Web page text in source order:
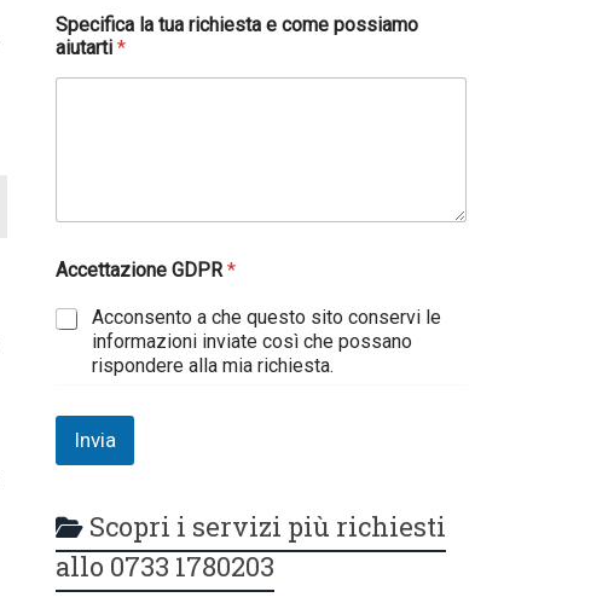
Specifica la tua richiesta e come possiamo
aiutarti*
*
Accettazione GDPR*
Acconsento a che questo sito conservi le
informazioni inviate così che possano
rispondere alla mia richiesta.
Invia
Scopri i servizi più richiesti
allo 0733 1780203